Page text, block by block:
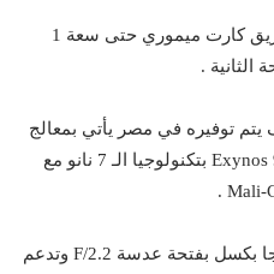
كما يمكنك زيادة المساحة عن طريق كارت ميموري حتى سعة 1
الثانية .
يتم توفيره في مصر يأتي بمعالج
سامسونج الأحدث من نوع الـ Exynos 990 بتكنولوجيا الـ 7 نانو مع
الكاميرا الأمامية تأتي بدقة 10 ميجا بكسل بفتحة عدسة F/2.2 وتدعم